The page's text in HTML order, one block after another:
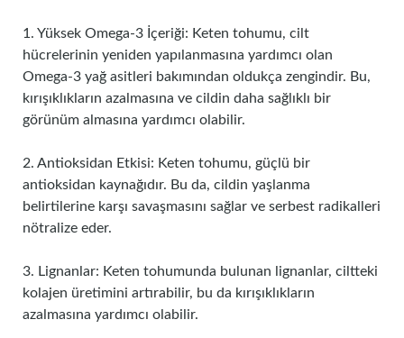
1. Yüksek Omega-3 İçeriği: Keten tohumu, cilt
hücrelerinin yeniden yapılanmasına yardımcı olan
Omega-3 yağ asitleri bakımından oldukça zengindir. Bu,
kırışıklıkların azalmasına ve cildin daha sağlıklı bir
görünüm almasına yardımcı olabilir.
2. Antioksidan Etkisi: Keten tohumu, güçlü bir
antioksidan kaynağıdır. Bu da, cildin yaşlanma
belirtilerine karşı savaşmasını sağlar ve serbest radikalleri
nötralize eder.
3. Lignanlar: Keten tohumunda bulunan lignanlar, ciltteki
kolajen üretimini artırabilir, bu da kırışıklıkların
azalmasına yardımcı olabilir.